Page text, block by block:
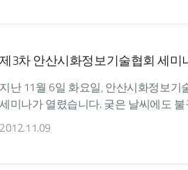
제3차 안산시화정보기술협회 세미
지난 11월 6일 화요일, 안산시화정보
세미나가 열렸습니다. 궂은 날씨에도
2012.11.09